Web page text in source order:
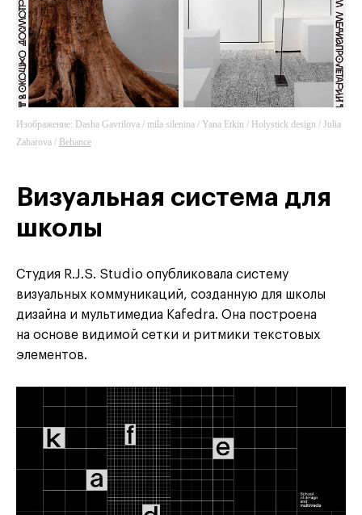
Изображение: Dasha Gavrilova / mila silenina / Yana Etkin / Holystick design / Julia
Zaharova / Behance
Визуальная система для
школы
Студия R.J.S. Studio опубликовала систему
визуальных коммуникаций, созданную для школы
дизайна и мультимедиа Kafedra. Она построена
на основе видимой сетки и ритмики текстовых
элементов.